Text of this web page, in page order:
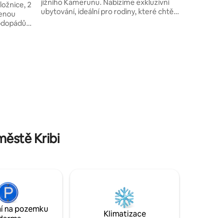
2
jižního Kamerunu. Nabízíme exkluzivní
ubytování, ideální pro rodiny, které chtějí
Kribi
na pozemku
Klimatizace